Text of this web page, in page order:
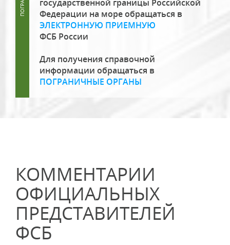
государственной границы Российской
Федерации на море обращаться в
ЭЛЕКТРОННУЮ ПРИЕМНУЮ
ФСБ России
Для получения справочной
информации обращаться в
ПОГРАНИЧНЫЕ ОРГАНЫ
КОММЕНТАРИИ
ОФИЦИАЛЬНЫХ
ПРЕДСТАВИТЕЛЕЙ
ФСБ